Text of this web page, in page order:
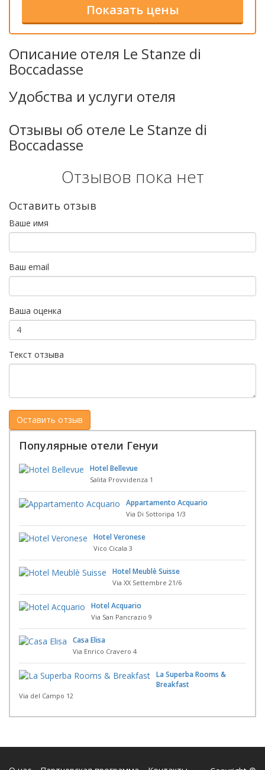
Описание отеля Le Stanze di
Boccadasse
Удобства и услуги отеля
Отзывы об отеле Le Stanze di
Boccadasse
Отзывов пока нет
Оставить отзыв
Ваше имя
Ваш email
Ваша оценка
Текст отзыва
Популярные отели Генуи
Hotel Bellevue
Salita Provvidenza 1
Appartamento Acquario
Via Di Sottoripa 1/3
Hotel Veronese
Vico Cicala 3
Hotel Meublè Suisse
Via XX Settembre 21/6
Hotel Acquario
Via San Pancrazio 9
Casa Elisa
Via Enrico Cravero 4
La Superba Rooms &
Breakfast
Via del Campo 12